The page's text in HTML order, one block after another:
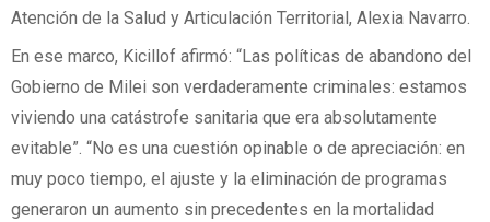
Atención de la Salud y Articulación Territorial, Alexia Navarro.
En ese marco, Kicillof afirmó: “Las políticas de abandono del
Gobierno de Milei son verdaderamente criminales: estamos
viviendo una catástrofe sanitaria que era absolutamente
evitable”. “No es una cuestión opinable o de apreciación: en
muy poco tiempo, el ajuste y la eliminación de programas
generaron un aumento sin precedentes en la mortalidad